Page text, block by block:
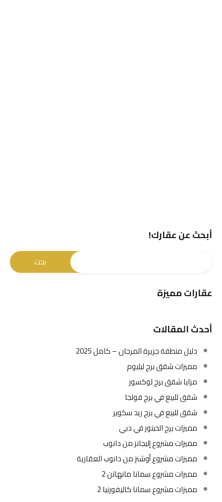
أبحث عن عقارك!
عقارات مميزة
أحدث المقالات
دليل منطقة جزيرة المرجان – كامل 2025
مميزات شقق برج ليليوم
مزايا شقق برج لوكسور
شقق للبيع في برج فولجا
شقق للبيع في برج ريد سكوير
مميزات برج الحبتور في دبي
مميزات مشروع إليجانز من دانوب
مميزات مشروع أوشنز من دانوب العقارية
مميزات مشروع سمانا مانهاتن 2
مميزات مشروع سمانا كاليفورنيا 2